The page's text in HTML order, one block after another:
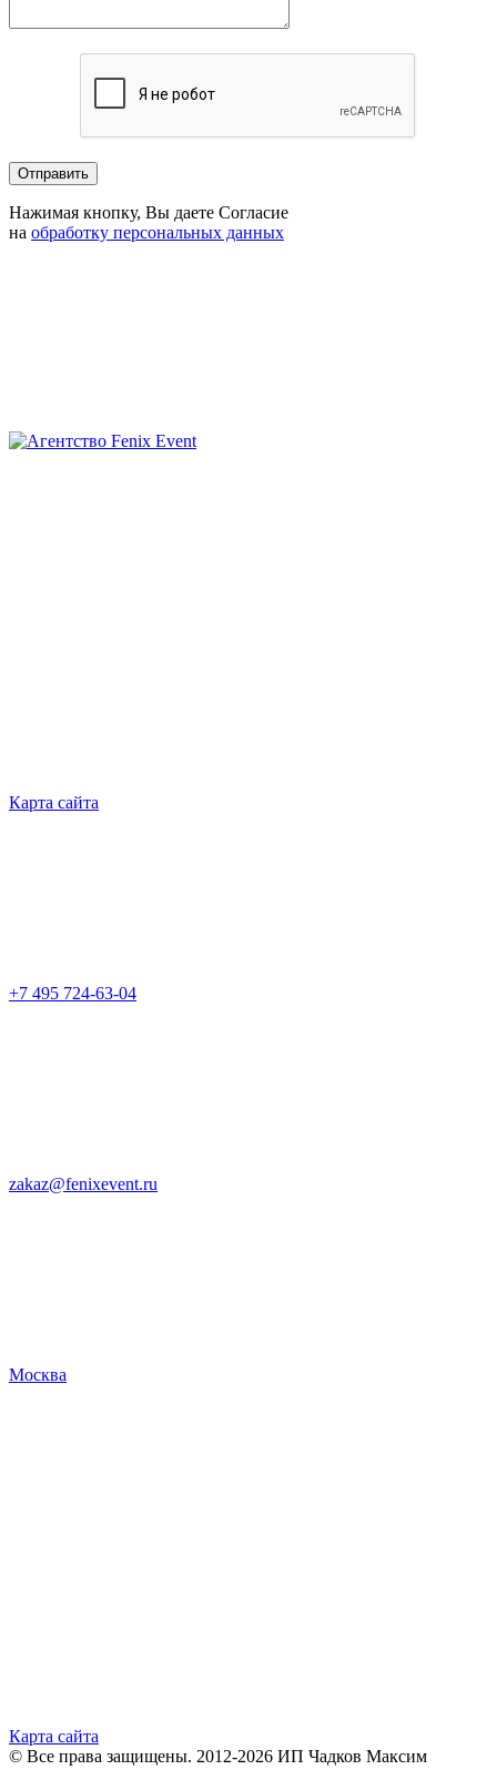
Нажимая кнопку, Вы даете Согласие
на обработку персональных данных
Агентство
Карта сайта
+7 495 724-63-04
zakaz@fenixevent.ru
Москва
Карта сайта
© Все права защищены. 2012-2026 ИП Чадков Максим